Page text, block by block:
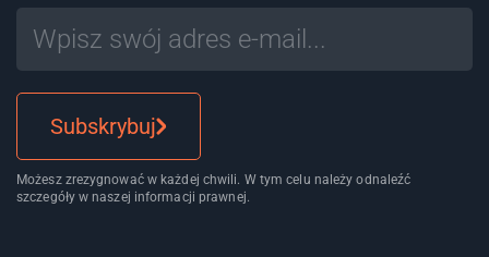
Subskrybuj
Możesz zrezygnować w każdej chwili. W tym celu należy odnaleźć
szczegóły w naszej informacji prawnej.